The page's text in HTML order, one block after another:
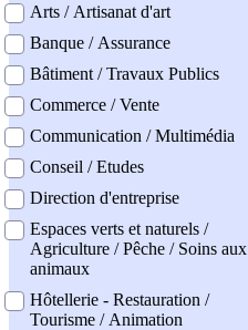
Arts / Artisanat d'art
Banque / Assurance
Bâtiment / Travaux Publics
Commerce / Vente
Communication / Multimédia
Conseil / Etudes
Direction d'entreprise
Espaces verts et naturels /
Agriculture / Pêche / Soins aux
animaux
Hôtellerie - Restauration /
Tourisme / Animation